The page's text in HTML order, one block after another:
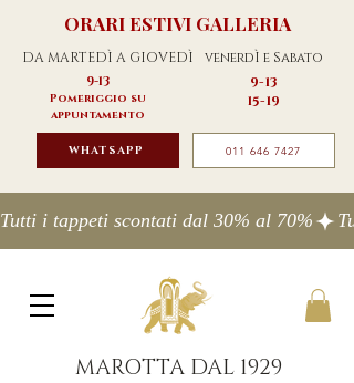
ORARI ESTIVI GALLERIA
DA MARTEDÌ A GIOVEDÌ venerdÌ e Sabato
9-13
Pomeriggio su
appuntamento
9-13
15-19
WHATSAPP 011 646 7427
Tutti i tappeti scontati dal 30% al 70%
MAROTTA DAL 1929